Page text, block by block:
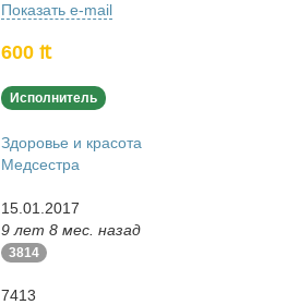
Показать e-mail
600 ₶
Исполнитель
Здоровье и красота
Медсестра
15.01.2017
9 лет 8 мес. назад
3814
7413